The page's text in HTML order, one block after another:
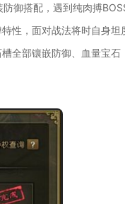
御搭配，遇到纯肉搏
性，面对战法将时自身坦
全部镶嵌防御、血量宝石